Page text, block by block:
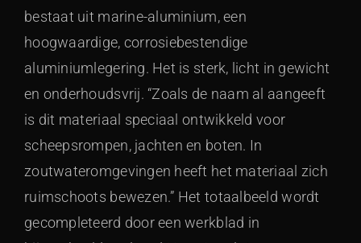
bestaat uit marine-aluminium, een
hoogwaardige, corrosiebestendige
aluminiumlegering. Het is sterk, licht in gewicht
en onderhoudsvrij. “Zoals de naam al aangeeft
is dit materiaal speciaal ontwikkeld voor
scheepsrompen, jachten en boten. In
zoutwateromgevingen heeft het materiaal zich
ruimschoots bewezen.” Het totaalbeeld wordt
gecompleteerd door een werkblad in